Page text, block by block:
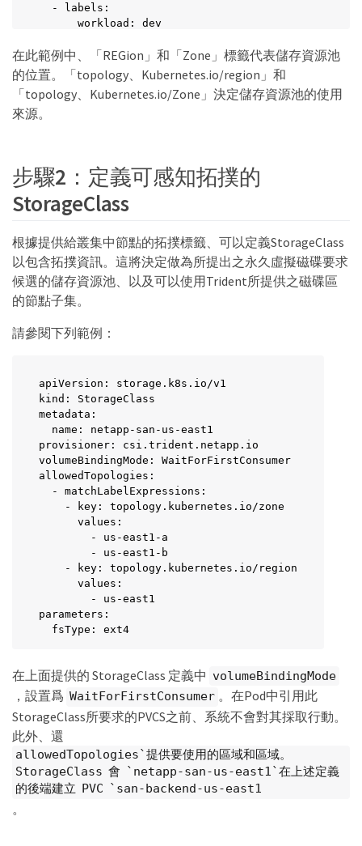
  - labels:
      workload: dev
      - topology.kubernetes.io/region: us-central1
        topology.kubernetes.io/zone: us-central1-b
在此範例中、「REGion」和「Zone」標籤代表儲存資源池
的位置。「topology、Kubernetes.io/region」和
「topology、Kubernetes.io/Zone」決定儲存資源池的使用
來源。
步驟2：定義可感知拓撲的
StorageClass
根據提供給叢集中節點的拓撲標籤、可以定義StorageClass
以包含拓撲資訊。這將決定做為所提出之永久虛擬磁碟要求
候選的儲存資源池、以及可以使用Trident所提供之磁碟區
的節點子集。
請參閱下列範例：
apiVersion: storage.k8s.io/v1
kind: StorageClass
metadata:
  name: netapp-san-us-east1
provisioner: csi.trident.netapp.io
volumeBindingMode: WaitForFirstConsumer
allowedTopologies:
  - matchLabelExpressions:
    - key: topology.kubernetes.io/zone
      values:
        - us-east1-a
        - us-east1-b
    - key: topology.kubernetes.io/region
      values:
        - us-east1
parameters:
  fsType: ext4
在上面提供的 StorageClass 定義中 volumeBindingMode
，設置爲 WaitForFirstConsumer 。在Pod中引用此
StorageClass所要求的PVCS之前、系統不會對其採取行動。
此外、還
allowedTopologies`提供要使用的區域和區域。
StorageClass 會 `netapp-san-us-east1`在上述定義
的後端建立 PVC `san-backend-us-east1
。